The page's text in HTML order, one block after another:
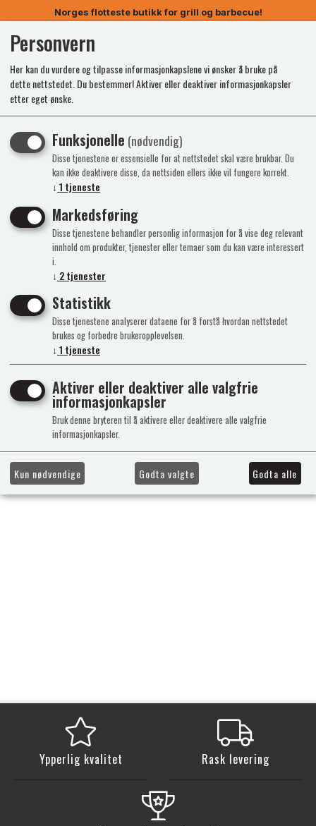
Norges flotteste butikk for grill og barbecue!
Kunne ikke finne produktet
Forside
Ypperlig kvalitet Rask levering
Personvern
Her kan du vurdere og tilpasse informasjonkapslene vi ønsker å bruke på
dette nettstedet. Du bestemmer! Aktiver eller deaktiver informasjonkapsler
etter eget ønske.
Funksjonelle (nødvendig)
Disse tjenestene er essensielle for at nettstedet skal være brukbar. Du
kan ikke deaktivere disse, da nettsiden ellers ikke vil fungere korrekt.
↓ 1 tjeneste
Markedsføring
Disse tjenestene behandler personlig informasjon for å vise deg relevant
innhold om produkter, tjenester eller temaer som du kan være interessert
i.
↓ 2tjenester
Statistikk
Disse tjenestene analyserer dataene for å forstå hvordan nettstedet
brukes og forbedre brukeropplevelsen.
↓ 1 tjeneste
Aktiver eller deaktiver alle valgfrie
informasjonkapsler
Bruk denne bryteren til å aktivere eller deaktivere alle valgfrie
informasjonkapsler.
Kun nødvendige Godta valgte Godta alle